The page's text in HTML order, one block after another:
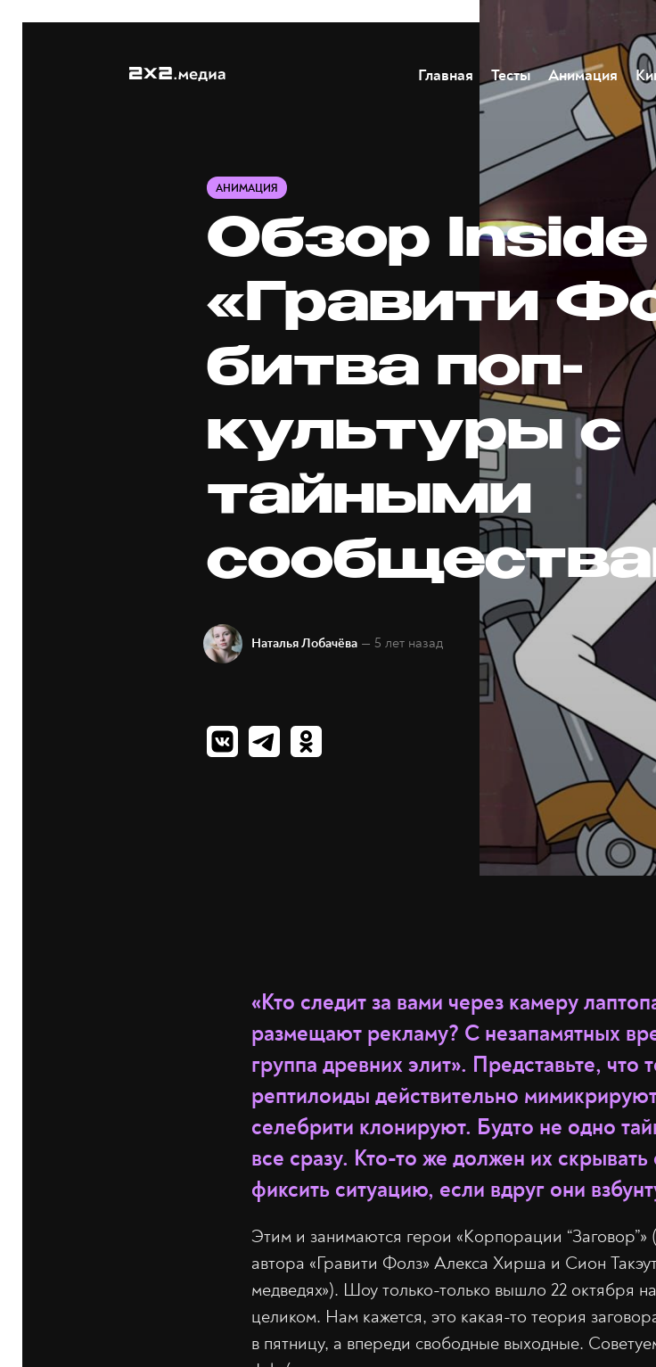
Главная Тесты Анимация
АНИМАЦИЯ
Обзор
«Гравити
битва поп-
культуры с
тайными
Наталья Лобачёва — 5 лет назад
«Кто следит за вами через камеру
размещают рекламу? С незапамятных
группа древних элит». Представьте,
рептилоиды действительно
селебрити клонируют. Будто не одно
все сразу. Кто-то же должен их
фиксить ситуацию, если вдруг они
Этим и занимаются герои «Корпорации
автора «Гравити Фолз» Алекса Хирша и Сион
медведях»). Шоу только-только вышло 22 октября
целиком. Нам кажется, это какая-то теория
в пятницу, а впереди свободные выходные.